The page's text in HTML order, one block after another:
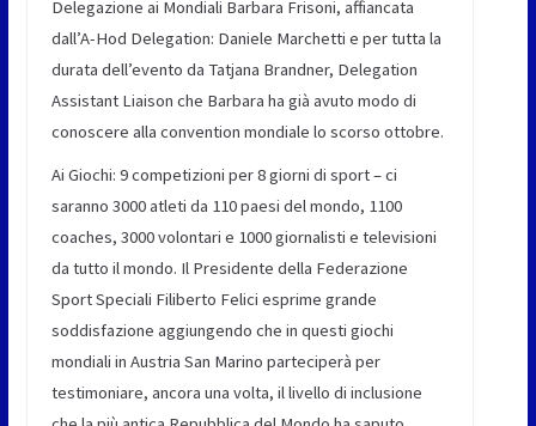
Delegazione ai Mondiali Barbara Frisoni, affiancata
dall’A-Hod Delegation: Daniele Marchetti e per tutta la
durata dell’evento da Tatjana Brandner, Delegation
Assistant Liaison che Barbara ha già avuto modo di
conoscere alla convention mondiale lo scorso ottobre.
Ai Giochi: 9 competizioni per 8 giorni di sport – ci
saranno 3000 atleti da 110 paesi del mondo, 1100
coaches, 3000 volontari e 1000 giornalisti e televisioni
da tutto il mondo. Il Presidente della Federazione
Sport Speciali Filiberto Felici esprime grande
soddisfazione aggiungendo che in questi giochi
mondiali in Austria San Marino parteciperà per
testimoniare, ancora una volta, il livello di inclusione